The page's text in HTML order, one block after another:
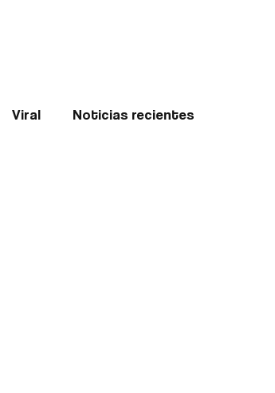
Viral Noticias recientes